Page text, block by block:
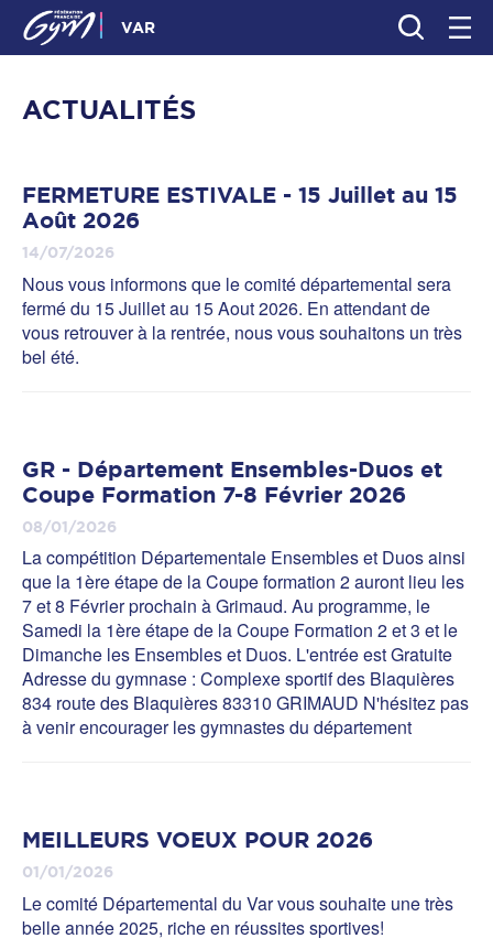
VAR
ACTUALITÉS
FERMETURE ESTIVALE - 15 Juillet au 15
Août 2026
14/07/2026
Nous vous informons que le comité départemental sera
fermé du 15 Juillet au 15 Aout 2026. En attendant de
vous retrouver à la rentrée, nous vous souhaitons un très
bel été.
GR - Département Ensembles-Duos et
Coupe Formation 7-8 Février 2026
08/01/2026
La compétition Départementale Ensembles et Duos ainsi
que la 1ère étape de la Coupe formation 2 auront lieu les
7 et 8 Février prochain à Grimaud. Au programme, le
Samedi la 1ère étape de la Coupe Formation 2 et 3 et le
Dimanche les Ensembles et Duos. L'entrée est Gratuite
Adresse du gymnase : Complexe sportif des Blaquières
834 route des Blaquières 83310 GRIMAUD N'hésitez pas
à venir encourager les gymnastes du département
MEILLEURS VOEUX POUR 2026
01/01/2026
Le comité Départemental du Var vous souhaite une très
belle année 2025, riche en réussites sportives!